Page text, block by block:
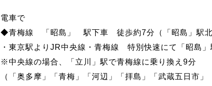
電車で
◆青梅線 「昭島」 駅下車 徒歩約7分（「昭島」駅北
・東京駅よりJR中央線・青梅線 特別快速にて「昭島」
※中央線の場合、「立川」駅で青梅線に乗り換え9分
（「奥多摩」「青梅」「河辺」「拝島」「武蔵五日市